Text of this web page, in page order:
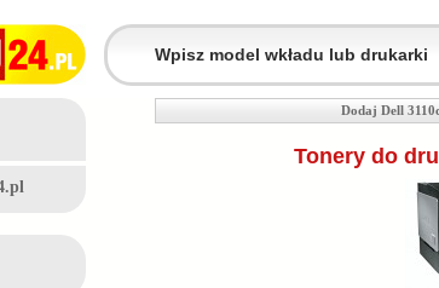
Dodaj Dell
Tonery do